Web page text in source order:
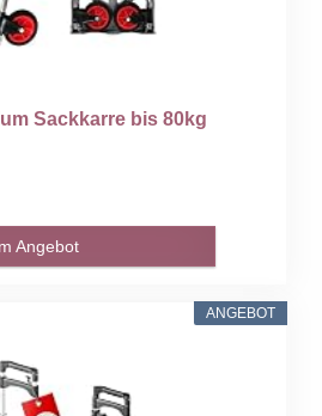
Sackkarre bis 80kg
Angebot
ANGEBOT